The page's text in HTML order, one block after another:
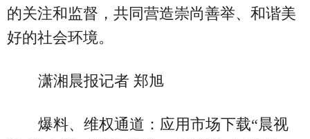
的关注和监督，共同营造崇尚善举、和谐美
好的社会环境。
潇湘晨报记者 郑旭
爆料、维权通道：应用市场下载“晨视